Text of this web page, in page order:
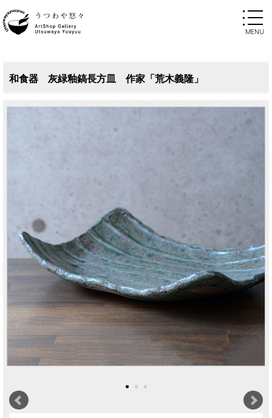
和食器 灰緑釉鎬長方皿 作家「荒木義隆」